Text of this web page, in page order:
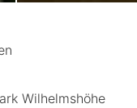
Wilhelmshöhe